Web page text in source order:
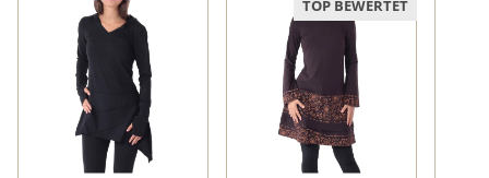
TOP BEWERTET